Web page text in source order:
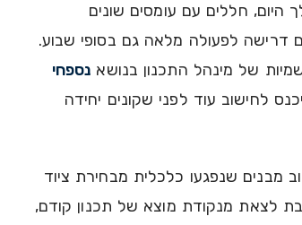
חללים עם עומסים שונים
דרישה לפעולה מלאה גם בסופי שבוע.
של מינהל התכנון בנושא נספחי
לחישוב עוד לפני שקונים יחידה
מבנים שנפגעו כלכלית מבחירת ציוד
לצאת מנקודת מוצא של תכנון קודם,